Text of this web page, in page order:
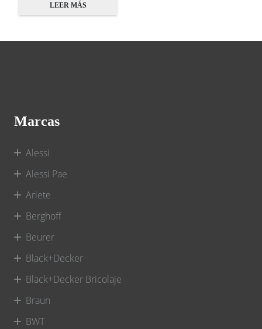
LEER MÁS
Marcas
Alessi
Alessi Pae
Ariete
Berghoff
Beurer
Black+Decker
Black+Decker Bricolaje
Braun
BWT